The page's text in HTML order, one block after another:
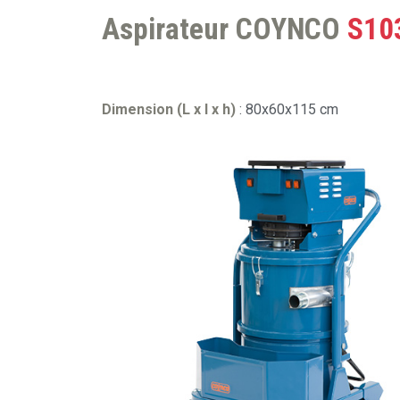
Aspirateur COYNCO
Dimension (L x l x h) : 80x60x115 cm